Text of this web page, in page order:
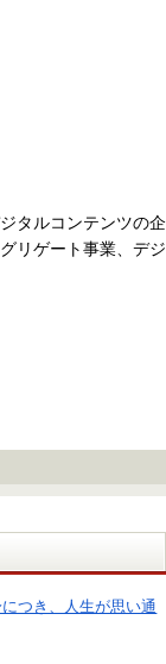
タルコンテンツの企
リゲート事業、デジ
つき、人生が思い通